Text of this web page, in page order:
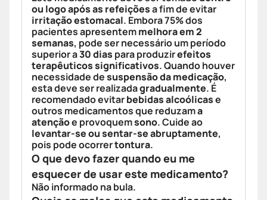
ou logo após as refeiçõesa fim de evitar
irritação estomacal. Embora 75% dos
pacientes apresentemmelhora em 2
semanas, pode ser necessário um período
superior a30 dias para produzirefeitos
terapêuticos significativos. Quando houver
necessidade desuspensão da medicação,
esta deve ser realizadagradualmente. É
recomendado evitarbebidas alcoólicase
outros medicamentos que reduzama
atençãoe provoquemsono. Cuide ao
levantar-se ou sentar-se abruptamente,
pois pode ocorrertontura.
O que devo fazer quando eu me
esquecer de usar este medicamento?
Não informado na bula.